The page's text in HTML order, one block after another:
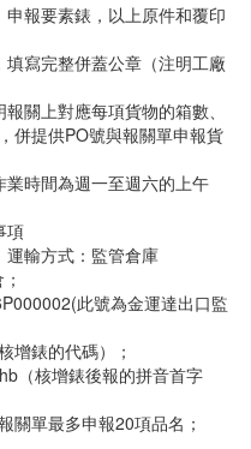
報要素錶，以上原件和覆印
寫完整併蓋公章（注明工廠
關上對應每項貨物的箱數、
併提供PO號與報關單申報貨
時間為週一至週六的上午
項
輸方式：監管倉庫
此號為金運達出口監
增錶的代碼）；
（核增錶後報的拼音首字
關單最多申報20項品名；